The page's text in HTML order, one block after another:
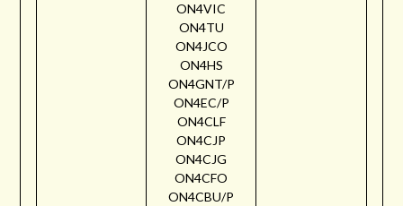
ON4VIC
ON4TU
ON4JCO
ON4HS
ON4GNT/P
ON4EC/P
ON4CLF
ON4CJP
ON4CJG
ON4CFO
ON4CBU/P